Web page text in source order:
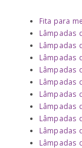
Fita para
Lâmpadas
Lâmpadas
Lâmpadas
Lâmpadas
Lâmpadas
Lâmpadas
Lâmpadas
Lâmpadas
Lâmpadas
Lâmpadas